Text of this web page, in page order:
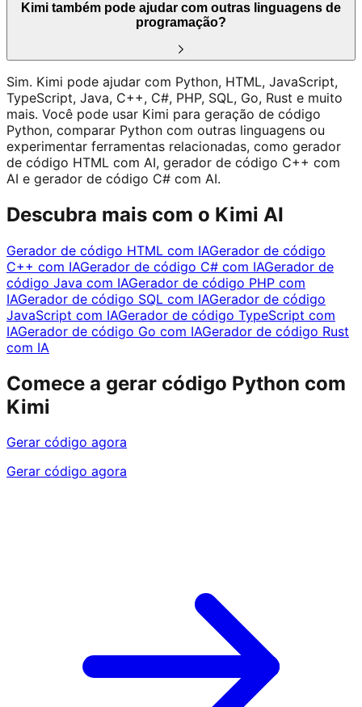
Kimi também pode ajudar com outras linguagens de
programação?
Sim. Kimi pode ajudar com Python, HTML, JavaScript,
TypeScript, Java, C++, C#, PHP, SQL, Go, Rust e muito
mais. Você pode usar Kimi para geração de código
Python, comparar Python com outras linguagens ou
experimentar ferramentas relacionadas, como gerador
de código HTML com AI, gerador de código C++ com
AI e gerador de código C# com AI.
Descubra mais com o Kimi AI
Gerador de código HTML com IAGerador de código
C++ com IAGerador de código C# com IAGerador de
código Java com IAGerador de código PHP com
IAGerador de código SQL com IAGerador de código
JavaScript com IAGerador de código TypeScript com
IAGerador de código Go com IAGerador de código Rust
com IA
Comece a gerar código Python com
Kimi
Gerar código agora
Gerar código agora